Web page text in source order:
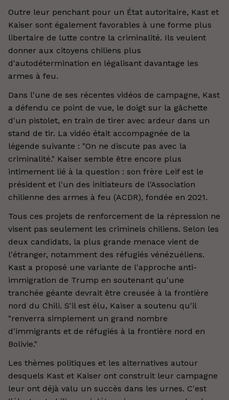
Outre leur penchant pour un État autoritaire, Kast et
Kaiser sont également favorables à une forme plus
libertaire de lutte contre la criminalité. Ils veulent
donner aux citoyens chiliens plus
d'autodétermination en légalisant davantage les
armes à feu.
Dans l'une de ses récentes vidéos de campagne, Kast
a défendu ce point de vue, le doigt sur la gâchette
d'un pistolet, en train de tirer avec ardeur dans un
stand de tir. La vidéo était accompagnée de la
légende suivante : "On ne discute pas avec la
criminalité." Kaiser semble être encore plus
intimement lié à la question : son frère Leif est le
président et l'un des initiateurs de l'Association
chilienne des armes à feu (ACDR), fondée en 2021.
Tous ces projets de renforcement de la répression ne
visent pas seulement les criminels chiliens. Selon les
deux candidats, la plus grande menace vient de
l'étranger, notamment des réfugiés vénézuéliens.
Kast a proposé une variante de l'approche anti-
immigration de Trump en soutenant qu'une
tranchée géante devrait être creusée à la frontière
nord du Chili. S'il est élu, Kaiser a soutenu qu'il
"renverra simplement un grand nombre
d'immigrants et de réfugiés à la frontière nord en
Bolivie."
Les thèmes politiques et les alternatives autour
desquels Kast et Kaiser ont construit leur campagne
leur ont déjà valu un succès dans les urnes. C'est